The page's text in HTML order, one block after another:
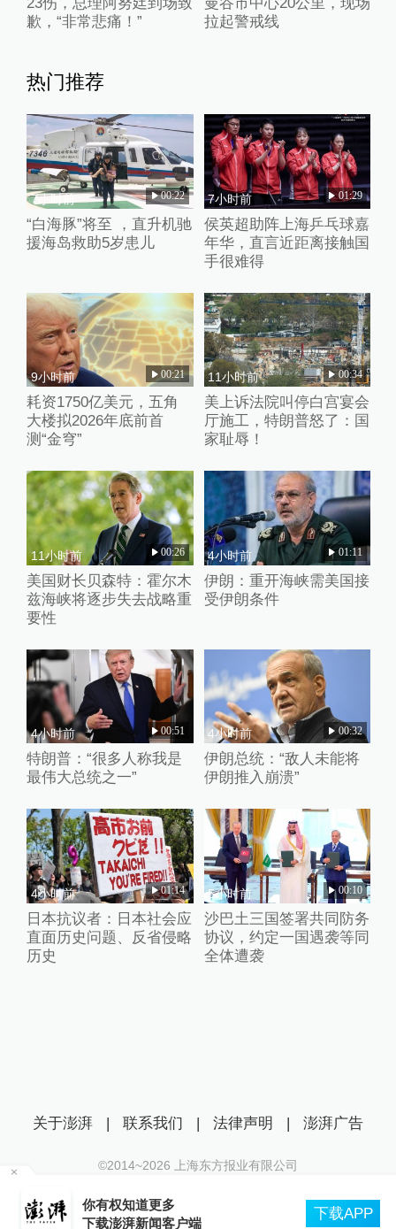
23伤，总理阿努廷到场致
歉，“非常悲痛！”
曼谷市中心20公里，现场
拉起警戒线
热门推荐
7小时前 00:22
“白海豚”将至 ，直升机驰
援海岛救助5岁患儿
7小时前 01:29
侯英超助阵上海乒乓球嘉
年华，直言近距离接触国
手很难得
9小时前 00:21
耗资1750亿美元，五角
大楼拟2026年底前首
测“金穹”
11小时前 00:34
美上诉法院叫停白宫宴会
厅施工，特朗普怒了：国
家耻辱！
11小时前 00:26
美国财长贝森特：霍尔木
兹海峡将逐步失去战略重
要性
4小时前 01:11
伊朗：重开海峡需美国接
受伊朗条件
4小时前 00:51
特朗普：“很多人称我是
最伟大总统之一”
4小时前 00:32
伊朗总统：“敌人未能将
伊朗推入崩溃”
4小时前 01:14
日本抗议者：日本社会应
直面历史问题、反省侵略
历史
5小时前 00:10
沙巴土三国签署共同防务
协议，约定一国遇袭等同
全体遭袭
你有权知道更多
下载澎湃新闻客户端
下载APP
关于澎湃 | 联系我们 | 法律声明 | 澎湃广告
©2014~2026 上海东方报业有限公司
互联网新闻信息服务许可证：31120170006